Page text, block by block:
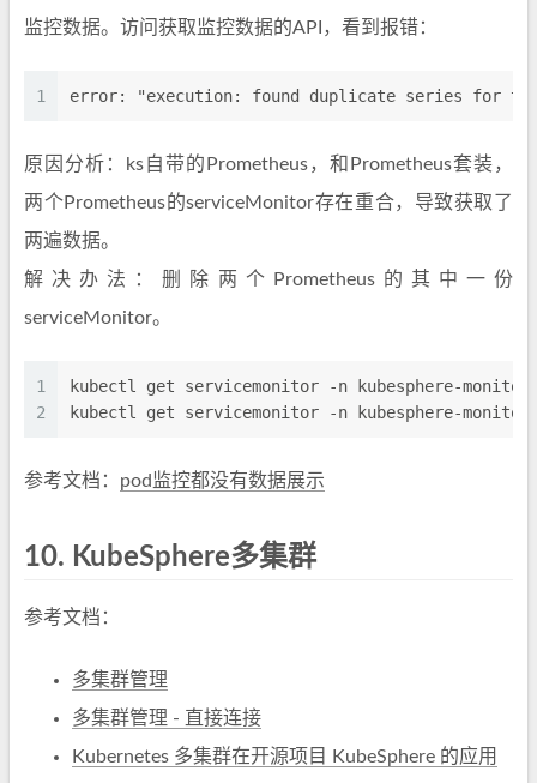
监控数据。访问获取监控数据的API，看到报错：
1 error: "execution: found duplicate series for the
原因分析：ks自带的Prometheus，和Prometheus套装，
两个Prometheus的serviceMonitor存在重合，导致获取了
两遍数据。
解决办法：删除两个Prometheus的其中一份
serviceMonitor。
1
2
kubectl get servicemonitor -n kubesphere-
kubectl get servicemonitor -n kubesphere-
参考文档： pod监控都没有数据展示
10. KubeSphere多集群
参考文档：
多集群管理
多集群管理 - 直接连接
Kubernetes 多集群在开源项目 KubeSphere 的应用